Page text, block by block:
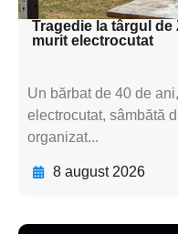
Tragedie la târgul de
murit electrocutat
Un bărbat de 40 de
electrocutat, sâmbătă
organizat...
8 august 2026